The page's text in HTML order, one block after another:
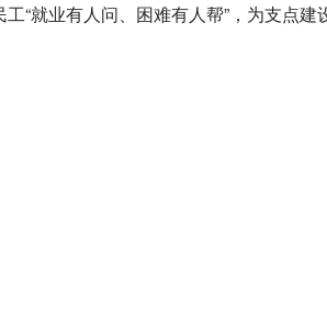
“就业有人问、困难有人帮”，为支点建